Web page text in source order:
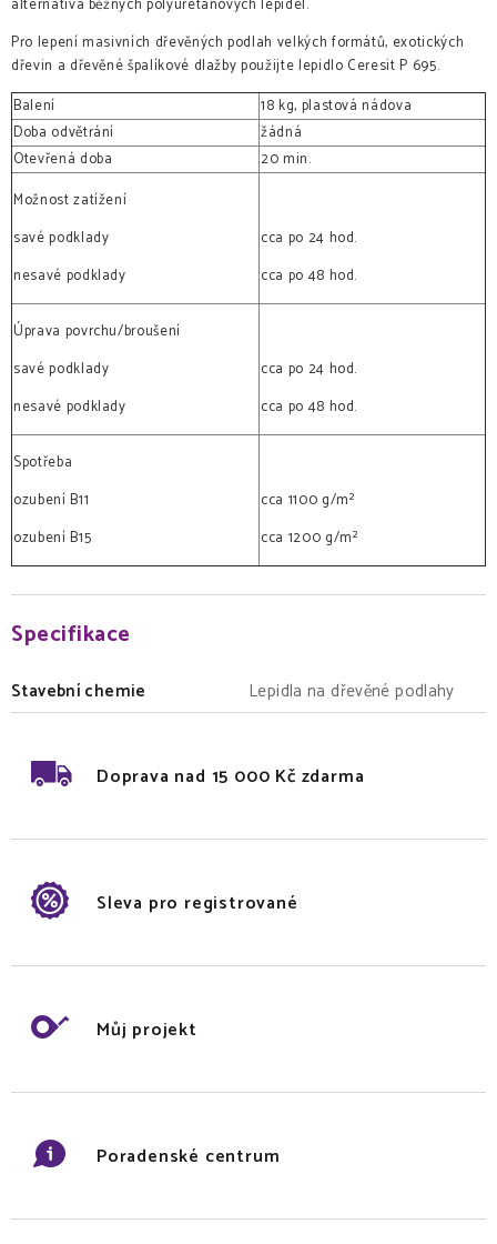
alternativa běžných polyuretanových lepidel.
Pro lepení masivních dřevěných podlah velkých formátů, exotických
dřevin a dřevěné špalíkové dlažby použijte lepidlo Ceresit P 695.
Balení
18 kg, plastová nádova
Doba odvětrání
žádná
Otevřená doba
20 min.
Možnost zatížení
savé podklady
nesavé podklady
cca po 24 hod.
cca po 48 hod.
Úprava povrchu/broušení
savé podklady
nesavé podklady
cca po 24 hod.
cca po 48 hod.
Spotřeba
ozubení B11
ozubení B15
cca 1100 g/m²
cca 1200 g/m²
Specifikace
Stavební chemie Lepidla na dřevěné podlahy
Doprava nad 15 000 Kč zdarma
Sleva pro registrované
Můj projekt
Poradenské centrum